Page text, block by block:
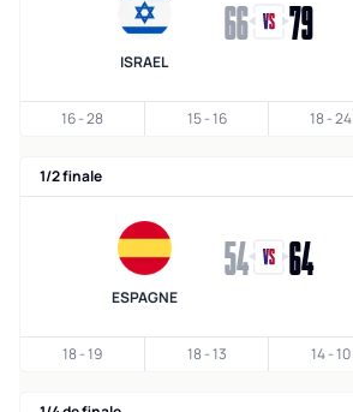
66 79
ISRAEL
16-28 15-16 18-24
1/2 finale
54 64
ESPAGNE
18-19 18-13 14-10